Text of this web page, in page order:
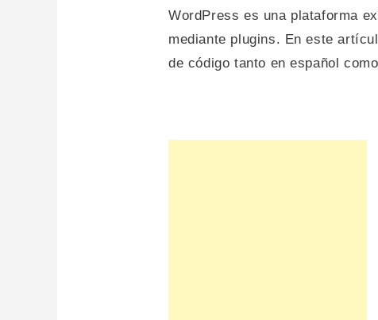
WordPress es una plataforma
mediante plugins. En este
de código tanto en español